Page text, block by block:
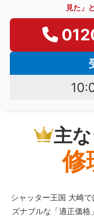
見た」
主
修
シャッター王国 大崎
ズナブルな「適正価